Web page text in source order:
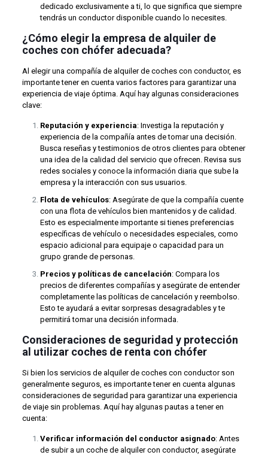
dedicado exclusivamente a ti, lo que significa que siempre
tendrás un conductor disponible cuando lo necesites.
¿Cómo elegir la empresa de alquiler de
coches con chófer adecuada?
Al elegir una compañía de alquiler de coches con conductor, es
importante tener en cuenta varios factores para garantizar una
experiencia de viaje óptima. Aquí hay algunas consideraciones
clave:
Reputación y experiencia: Investiga la reputación y
experiencia de la compañía antes de tomar una decisión.
Busca reseñas y testimonios de otros clientes para obtener
una idea de la calidad del servicio que ofrecen. Revisa sus
redes sociales y conoce la información diaria que sube la
empresa y la interacción con sus usuarios.
Flota de vehículos: Asegúrate de que la compañía cuente
con una flota de vehículos bien mantenidos y de calidad.
Esto es especialmente importante si tienes preferencias
específicas de vehículo o necesidades especiales, como
espacio adicional para equipaje o capacidad para un
grupo grande de personas.
Precios y políticas de cancelación: Compara los
precios de diferentes compañías y asegúrate de entender
completamente las políticas de cancelación y reembolso.
Esto te ayudará a evitar sorpresas desagradables y te
permitirá tomar una decisión informada.
Consideraciones de seguridad y protección
al utilizar coches de renta con chófer
Si bien los servicios de alquiler de coches con conductor son
generalmente seguros, es importante tener en cuenta algunas
consideraciones de seguridad para garantizar una experiencia
de viaje sin problemas. Aquí hay algunas pautas a tener en
cuenta:
Verificar información del conductor asignado: Antes
de subir a un coche de alquiler con conductor, asegúrate